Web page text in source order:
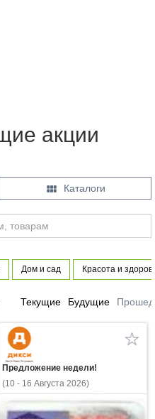
акции
 Каталоги
Дом и сад Красота и
Текущие Будущие
Предложение недели!
(10 - 16 Августа 2026)